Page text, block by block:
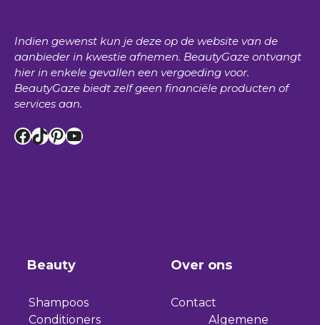
Indien gewenst kun je deze op de website van de
aanbieder in kwestie afnemen. BeautyGaze ontvangt
hier in enkele gevallen een vergoeding voor.
BeautyGaze biedt zelf geen financiële producten of
services aan.
Facebook
TikTok
Pinterest
YouTube
Beauty
Shampoos
Conditioners
Over ons
Contact
Algemene